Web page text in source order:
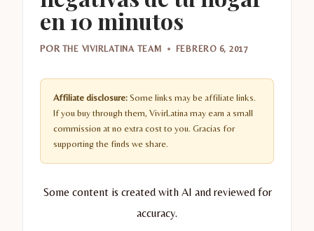
en 10 minutos
POR THE VIVIRLATINA TEAM FEBRERO 6, 2017
Affiliate disclosure: Some links may be affiliate links.
If you buy through them, VivirLatina may earn a small
commission at no extra cost to you. Gracias for
supporting the finds we share.
Some content is created with AI and reviewed for
accuracy.